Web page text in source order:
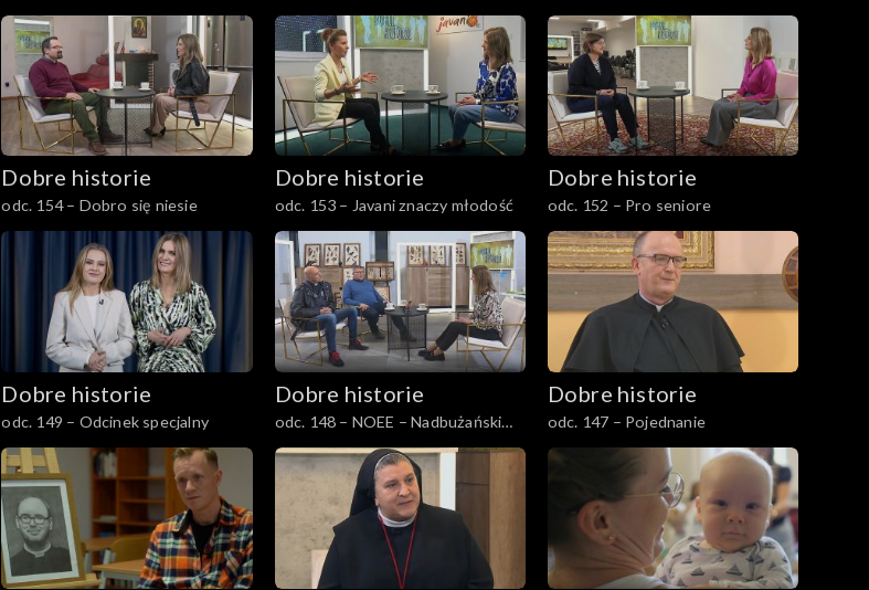
Aniołami
Dobre historie
odc. 154 – Dobro się niesie
Dobre historie
odc. 153 – Javani znaczy młodość
Dobre historie
odc. 152 – Pro seniore
Dobre historie
odc. 149 – Odcinek specjalny
Dobre historie
odc. 148 – NOEE – Nadbużański
Ośrodek Edukacji Ekologicznej
Dobre historie
odc. 147 – Pojednanie